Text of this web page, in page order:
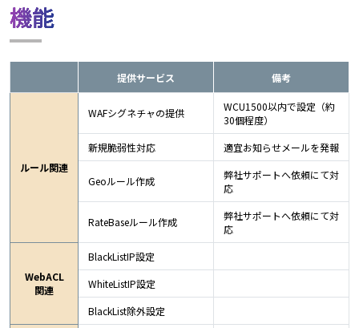
機能
提供サービス 備考
ルール関連
WAFシグネチャの提供
WCU1500以内で設定（約
30個程度）
新規脆弱性対応
適宜お知らせメールを発報
Geoルール作成
弊社サポートへ依頼にて対
応
RateBaseルール作成
弊社サポートへ依頼にて対
応
WebACL
関連
BlackListIP設定
WhiteListIP設定
BlackList除外設定